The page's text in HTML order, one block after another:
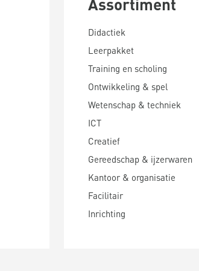
Didactiek
Leerpakket
Training en scholing
Ontwikkeling & spel
Wetenschap & techniek
ICT
Creatief
Gereedschap & ijzerwaren
Kantoor & organisatie
Facilitair
Inrichting